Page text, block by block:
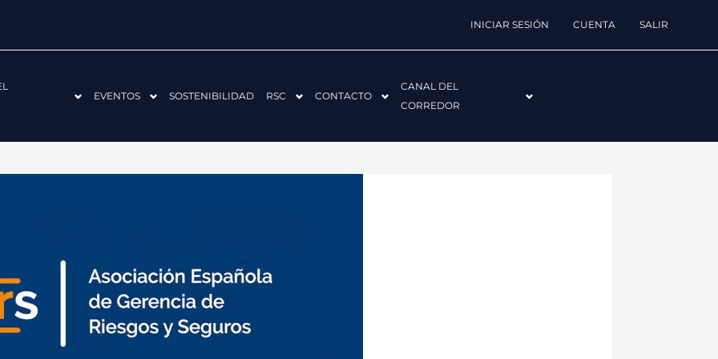
INICIAR SESIÓN CUENTA SALIR
EVENTOS SOSTENIBILIDAD RSC CONTACTO
CANAL DEL
CORREDOR